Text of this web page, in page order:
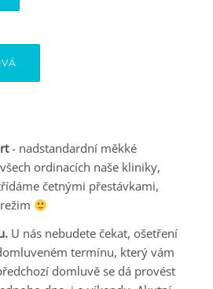
- nadstandardní měkké
ordinacích naše kliniky,
četnými přestávkami,
U nás nebudete čekat, ošetření
termínu, který vám
domluvě se dá provést